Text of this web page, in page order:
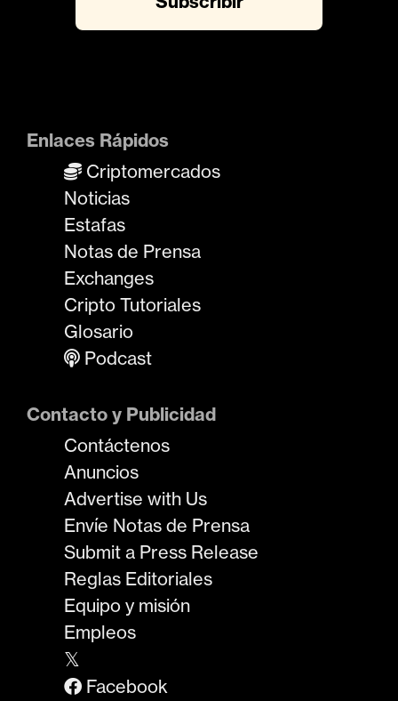
Enlaces Rápidos
Criptomercados
Noticias
Estafas
Notas de Prensa
Exchanges
Cripto Tutoriales
Glosario
Podcast
Contacto y Publicidad
Contáctenos
Anuncios
Advertise with Us
Envíe Notas de Prensa
Submit a Press Release
Reglas Editoriales
Equipo y misión
Empleos
𝕏
Facebook